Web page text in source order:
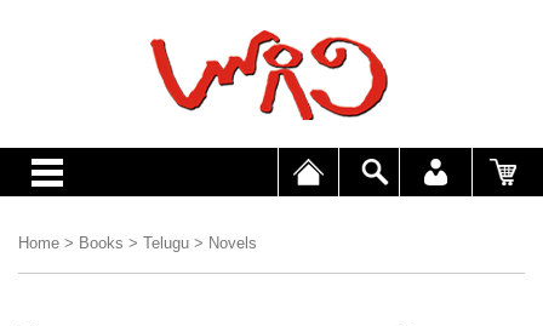
Home > Books > Telugu > Novels